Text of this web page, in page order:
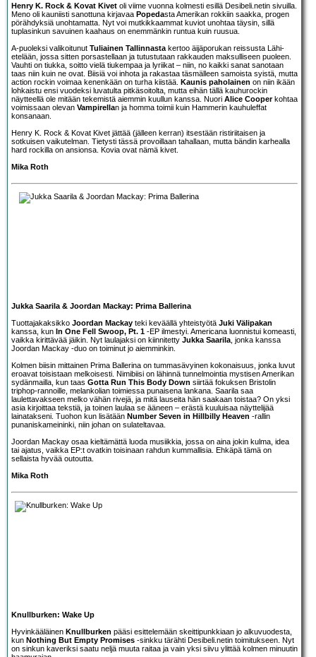
Henry K. Rock & Kovat Kivet oli viime vuonna kolmesti esillä Desibeli.netin sivuilla.
Meno oli kauniisti sanottuna kirjavaa Popedasta Amerikan rokkiin saakka, progen
pörähdyksiä unohtamatta. Nyt voi mutkikkaammat kuviot unohtaa täysin, sillä
tuplasinkun savuinen kaahaus on enemmänkin runtua kuin ruusua.
A-puoleksi valikoitunut Tuliainen Tallinnasta kertoo äijäporukan reissusta Lähi-
etelään, jossa sitten porsastellaan ja tutustutaan rakkauden maksulliseen puoleen.
Vauhti on tiukka, soitto vielä tiukempaa ja lyriikat – niin, no kaikki sanat sanotaan
taas niin kuin ne ovat. Biisiä voi inhota ja rakastaa täsmälleen samoista syistä, mutta
action rockin voimaa kenenkään on turha kiistää. Kaunis paholainen on niin ikään
lohkaistu ensi vuodeksi luvatulta pitkäsoitolta, mutta eihän tällä kauhurockin
näytteellä ole mitään tekemistä aiemmin kuullun kanssa. Nuori Alice Cooperkohtaa
voimissaan olevan Vampirellan ja homma toimii kuin Hammerin kauhuleffat
konsanaan.
Henry K. Rock & Kovat Kivet jättää (jälleen kerran) itsestään ristiriitaisen ja
sotkuisen vaikutelman. Tietysti tässä provoillaan tahallaan, mutta bändin karhealla
hard rockilla on ansionsa. Kovia ovat nämä kivet.
Mika Roth
Jukka Saarila & Joordan Mackay: Prima Ballerina
Tuottajakaksikko Joordan Mackay teki keväällä yhteistyötä Juki Välipakan
kanssa, kun In One Fell Swoop, Pt. 1 -EP ilmestyi. Americana luonnistui komeasti,
vaikka kirittävää jäikin. Nyt laulajaksi on kiinnitetty Jukka Saarila , jonka kanssa
Joordan Mackay -duo on toiminut jo aiemminkin.
Kolmen biisin mittainen Prima Ballerina on tummasävyinen kokonaisuus, jonka luvut
eroavat toisistaan melkoisesti. Nimibiisi on lähinnä tunnelmointia mystisen Amerikan
sydänmailla, kun taas Gotta Run This Body Down siirtää fokuksen Bristolin
triphop-rannoille, melankolian toimiessa punaisena lankana. Saarila saa
laulettavakseen melko vähän rivejä, ja mitä lauseita hän saakaan toistaa? On yksi
asia kirjoittaa tekstiä, ja toinen laulaa se ääneen – erästä kuuluisaa näyttelijää
lainatakseni. Tuohon kun lisätään Number Seven in Hillbilly Heaven -rallin
punaniskameininki, niin johan on sulateltavaa.
Joordan Mackay osaa kieltämättä luoda musiikkia, jossa on aina jokin kulma, idea
tai ajatus, vaikka EP:t ovatkin toisinaan rahdun kummallisia. Ehkäpä tämä on
sellaista hyvää outoutta.
Mika Roth
Knullburken: Wake Up
Hyvinkääläinen Knullburken pääsi esittelemään skeittipunkkiaan jo alkuvuodesta,
kun Nothing But Empty Promises -sinkku tärähti Desibeli.netin toimitukseen. Nyt
on sinkun kaveriksi saatu neljä muuta raitaa ja vain yksi siivu ylittää kolmen minuutin